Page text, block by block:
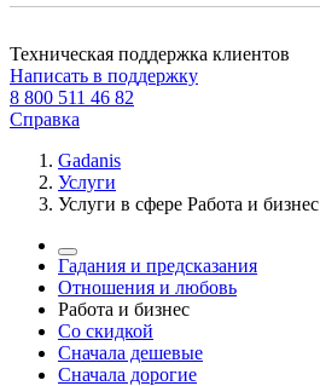
Техническая поддержка клиентов
Написать в поддержку
8 800 511 46 82
Справка
Gadanis
Услуги
Услуги в сфере Работа и бизнес
Гадания и предсказания
Отношения и любовь
Работа и бизнес
Со скидкой
Сначала дешевые
Сначала дорогие